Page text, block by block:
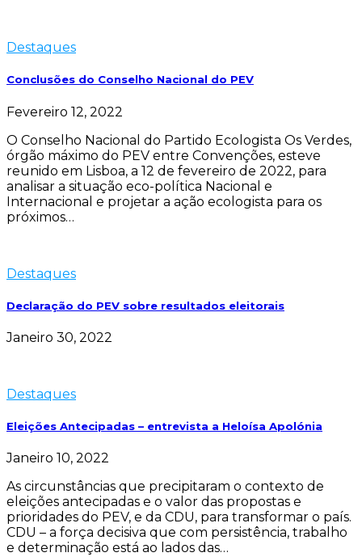
Destaques
Conclusões do Conselho Nacional do PEV
Fevereiro 12, 2022
O Conselho Nacional do Partido Ecologista Os Verdes,
órgão máximo do PEV entre Convenções, esteve
reunido em Lisboa, a 12 de fevereiro de 2022, para
analisar a situação eco-política Nacional e
Internacional e projetar a ação ecologista para os
próximos…
Destaques
Declaração do PEV sobre resultados eleitorais
Janeiro 30, 2022
Destaques
Eleições Antecipadas – entrevista a Heloísa Apolónia
Janeiro 10, 2022
As circunstâncias que precipitaram o contexto de
eleições antecipadas e o valor das propostas e
prioridades do PEV, e da CDU, para transformar o país.
CDU – a força decisiva que com persistência, trabalho
e determinação está ao lados das…